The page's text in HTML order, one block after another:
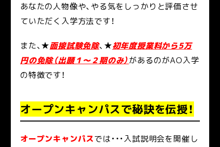
あなたの人物像や、やる気をしっかりと評価させ
ていただく入学方法です！
また、★面接試験免除、★初年度授業料から5万
円の免除（出願１～２期のみ）があるのがAO入学
の特徴です！
オープンキャンパスで秘訣を伝授！
オープンキャンパスでは・・・入試説明会を開催し